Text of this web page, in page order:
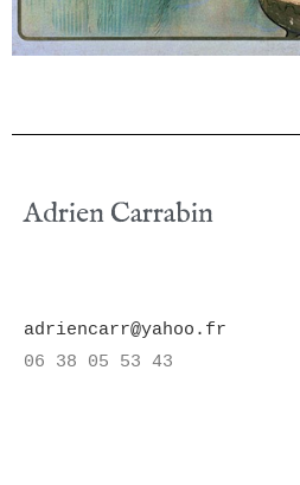
Adrien Carrabin
adriencarr@yahoo.fr
06 38 05 53 43